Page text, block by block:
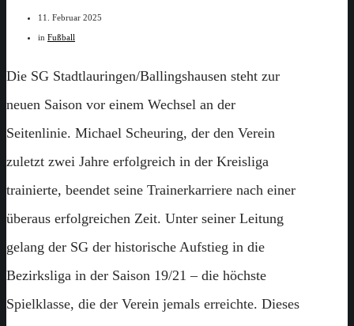
11. Februar 2025
in Fußball
Die SG Stadtlauringen/Ballingshausen steht zur
neuen Saison vor einem Wechsel an der
Seitenlinie. Michael Scheuring, der den Verein
zuletzt zwei Jahre erfolgreich in der Kreisliga
trainierte, beendet seine Trainerkarriere nach einer
überaus erfolgreichen Zeit. Unter seiner Leitung
gelang der SG der historische Aufstieg in die
Bezirksliga in der Saison 19/21 – die höchste
Spielklasse, die der Verein jemals erreichte. Dieses